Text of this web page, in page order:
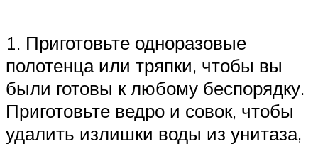
1. Приготовьте одноразовые
полотенца или тряпки, чтобы вы
были готовы к любому беспорядку.
Приготовьте ведро и совок, чтобы
удалить излишки воды из унитаза,